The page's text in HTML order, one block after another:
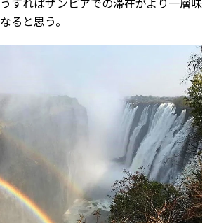
ると思う。